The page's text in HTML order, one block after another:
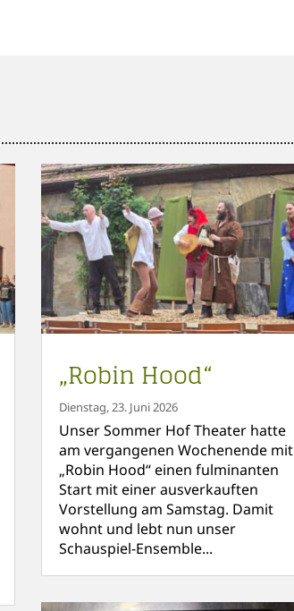
„Robin Hood“
Dienstag, 23. Juni 2026
Unser Sommer Hof Theater hatte
am vergangenen Wochenende mit
„Robin Hood“ einen fulminanten
Start mit einer ausverkauften
Vorstellung am Samstag. Damit
wohnt und lebt nun unser
Schauspiel-Ensemble...